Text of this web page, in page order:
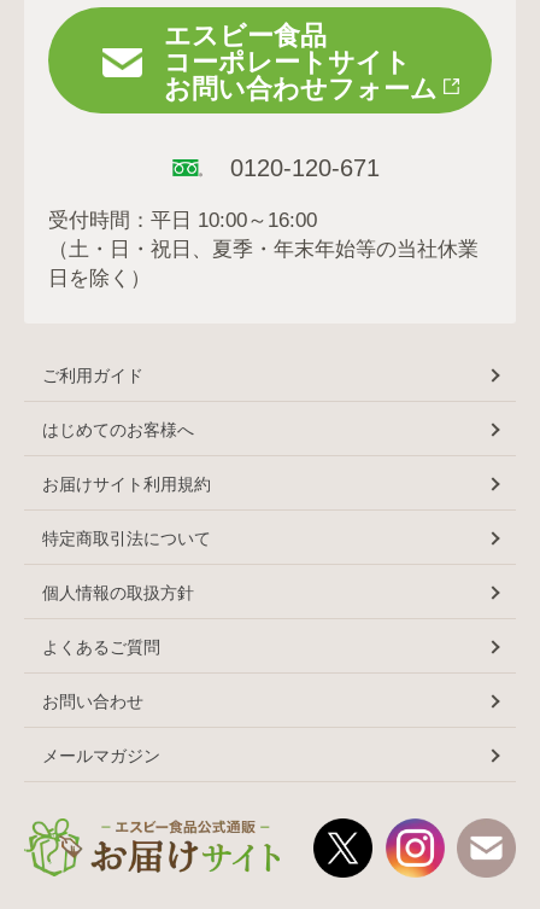
エスビー食品
コーポレートサイト
お問い合わせフォーム
0120-120-671
受付時間：平日 10:00～16:00
（土・日・祝日、夏季・年末年始等の当社休業
日を除く）
ご利用ガイド
はじめてのお客様へ
お届けサイト利用規約
特定商取引法について
個人情報の取扱方針
よくあるご質問
お問い合わせ
メールマガジン